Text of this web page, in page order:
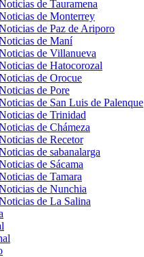
de Tauramena
de Monterrey
de Paz de Ariporo
de Maní
de Villanueva
de Hatocorozal
de Orocue
de Pore
de San Luis de Palenque
de Trinidad
de Chámeza
de Recetor
de sabanalarga
de Sácama
de Tamara
de Nunchia
de La Salina